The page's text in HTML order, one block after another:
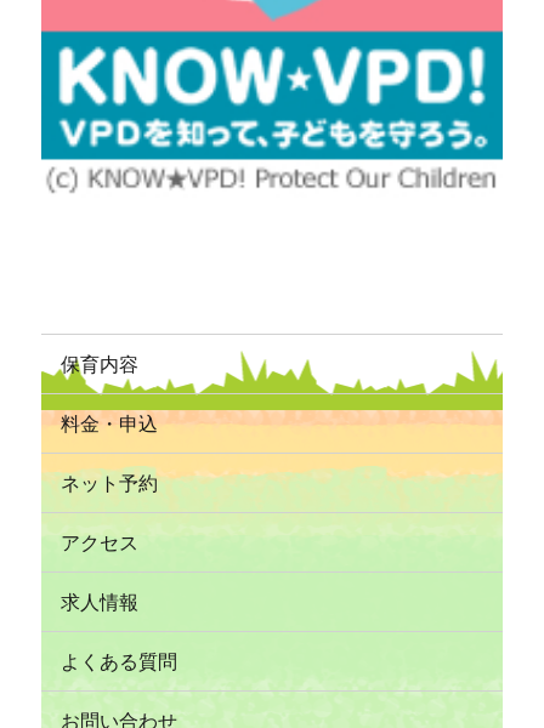
保育内容
料金・申込
ネット予約
アクセス
求人情報
よくある質問
お問い合わせ